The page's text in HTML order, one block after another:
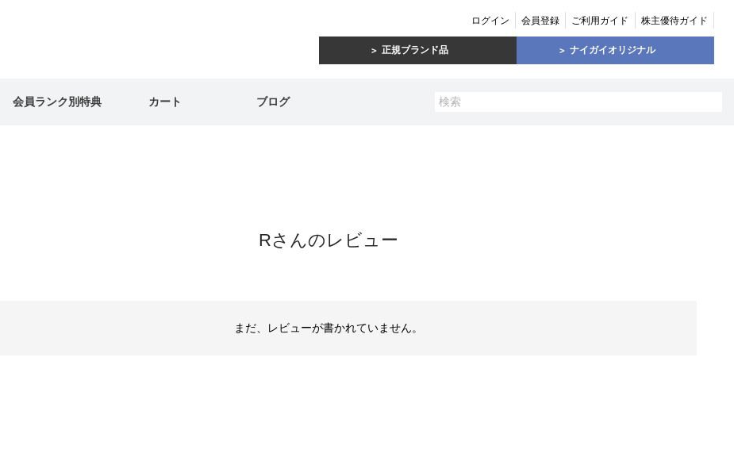
ログイン 会員登録 ご利用ガイド 株主優待ガイド
正規ブランド品 ナイガイオリジナル
会員ランク別特典 カート ブログ
Rさんのレビュー
まだ、レビューが書かれていません。